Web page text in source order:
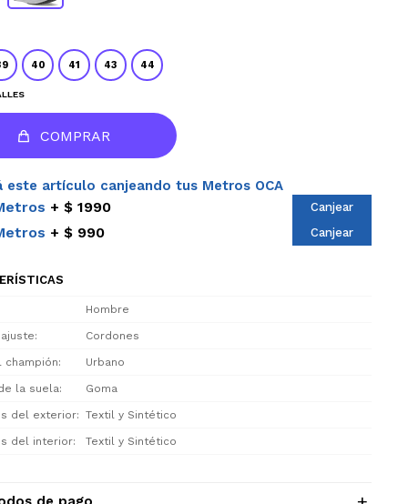
40 41 43 44
COMPRAR
este artículo canjeando tus Metros OCA
$ 1990 Canjear
$ 990 Canjear
Hombre
Cordones
champión Urbano
la suela Goma
del exterior Textil y Sintético
del interior Textil y Sintético